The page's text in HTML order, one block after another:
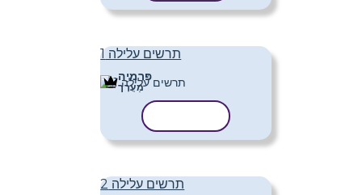
תרשים עלילה 1
פּרֶמיָה
מַעֲרָך
תרשים עלילה 2